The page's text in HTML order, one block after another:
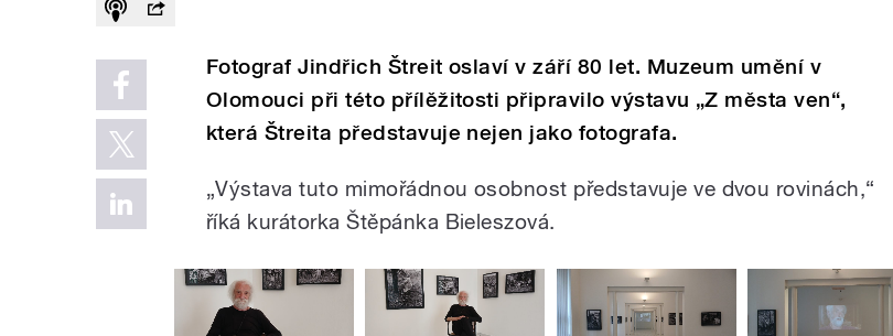
Fotograf Jindřich Štreit oslaví v září 80 let. Muzeum umění v
Olomouci při této přílěžitosti připravilo výstavu „Z města ven“,
která Štreita představuje nejen jako fotografa.
„Výstava tuto mimořádnou osobnost představuje ve dvou rovinách,“
říká kurátorka Štěpánka Bieleszová.